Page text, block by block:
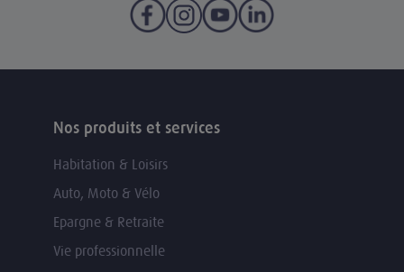
Nos produits et services
Habitation & Loisirs
Auto, Moto & Vélo
Epargne & Retraite
Vie professionnelle